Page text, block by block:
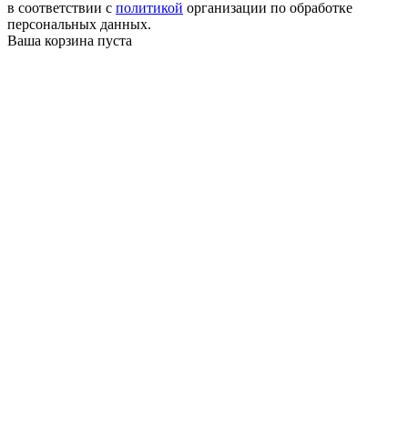
в соответствии с политикой организации по обработке
персональных данных.
Ваша корзина пуста